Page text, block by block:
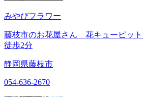
みやびフラワー
藤枝市のお花屋さん 花キューピッ
徒歩2分
静岡県藤枝市
054-636-2670